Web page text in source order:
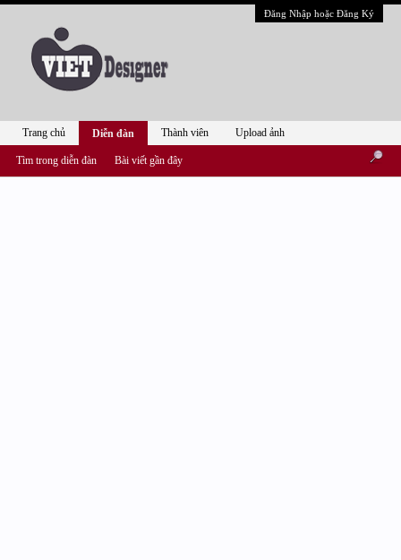
Đăng Nhập hoặc Đăng Ký
Trang chủ Diễn đàn
Tìm trong diễn đàn Bài viết gần đây
Thành viên Upload ảnh